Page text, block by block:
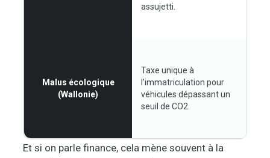
assujetti.
Malus écologique
(Wallonie)
Taxe unique à
l’immatriculation pour
véhicules dépassant un
seuil de CO2.
Et si on parle finance, cela mène souvent à la